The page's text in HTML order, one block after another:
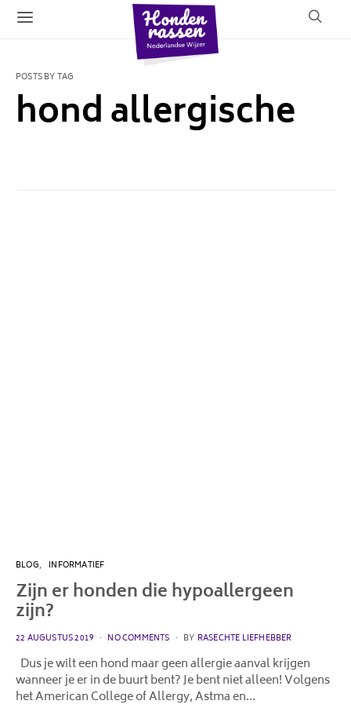
POSTS BY TAG
hond allergische
BLOG INFORMATIEF
Zijn er honden die hypoallergeen
zijn?
POSTED
22 AUGUSTUS 2019 NO COMMENTS BY RASECHTE LIEFHEBBER
Dus je wilt een hond maar geen allergie aanval krijgen
wanneer je er in de buurt bent? Je bent niet alleen! Volgens
het American College of Allergy, Astma en…